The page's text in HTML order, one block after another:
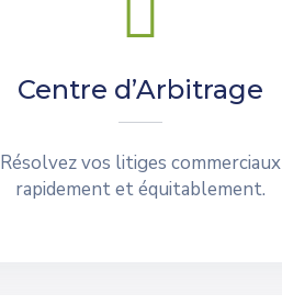
Centre d’Arbitrage
Résolvez vos litiges commerciaux
rapidement et équitablement.